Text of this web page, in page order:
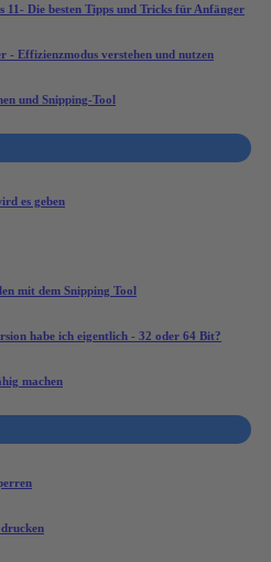
11- Die besten Tipps und Tricks für Anfänger
- Effizienzmodus verstehen und nutzen
und Snipping-Tool
es geben
mit dem Snipping Tool
habe ich eigentlich - 32 oder 64 Bit?
machen